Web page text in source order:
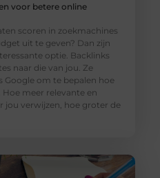
voor betere online
scoren in zoekmachines
uit te geven? Dan zijn
optie. Backlinks
naar die van jou. Ze
Google om te bepalen hoe
meer relevante en
jou verwijzen, hoe groter de